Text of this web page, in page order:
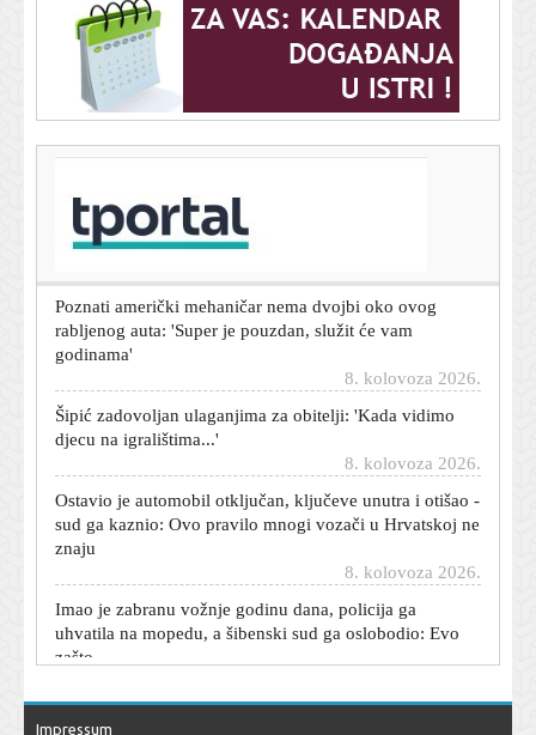
T-portal.hr
Poznati mehaničar oduševljen ovim rabljenim autom:
'Može trajati gotovo beskonačno'
Poznati američki mehaničar nema dvojbi oko ovog
rabljenog auta: 'Super je pouzdan, služit će vam
godinama'
Šipić zadovoljan ulaganjima za obitelji: 'Kada vidimo
djecu na igralištima...'
Ostavio je automobil otključan, ključeve unutra i otišao -
sud ga kaznio: Ovo pravilo mnogi vozači u Hrvatskoj ne
znaju
Imao je zabranu vožnje godinu dana, policija ga
uhvatila na mopedu, a šibenski sud ga oslobodio: Evo
zašto
8. kolovoza 2026.
Dnevni horoskop za 9. kolovoza 2026. - što vam
Impressum